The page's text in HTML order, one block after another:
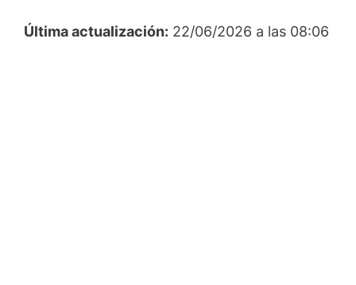
Última actualización: 22/06/2026 a las 08:06